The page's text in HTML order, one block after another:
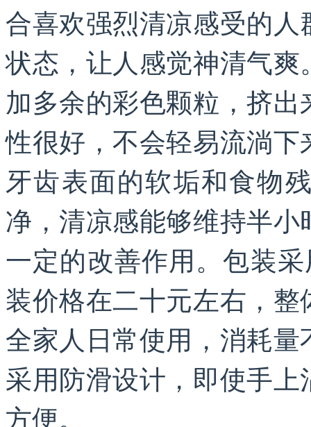
合喜欢强烈清凉感受的
状态，让人感觉神清气
加多余的彩色颗粒，挤
性很好，不会轻易流淌
牙齿表面的软垢和食物
净，清凉感能够维持半
一定的改善作用。包装
装价格在二十元左右，
全家人日常使用，消耗
采用防滑设计，即使手
方便。